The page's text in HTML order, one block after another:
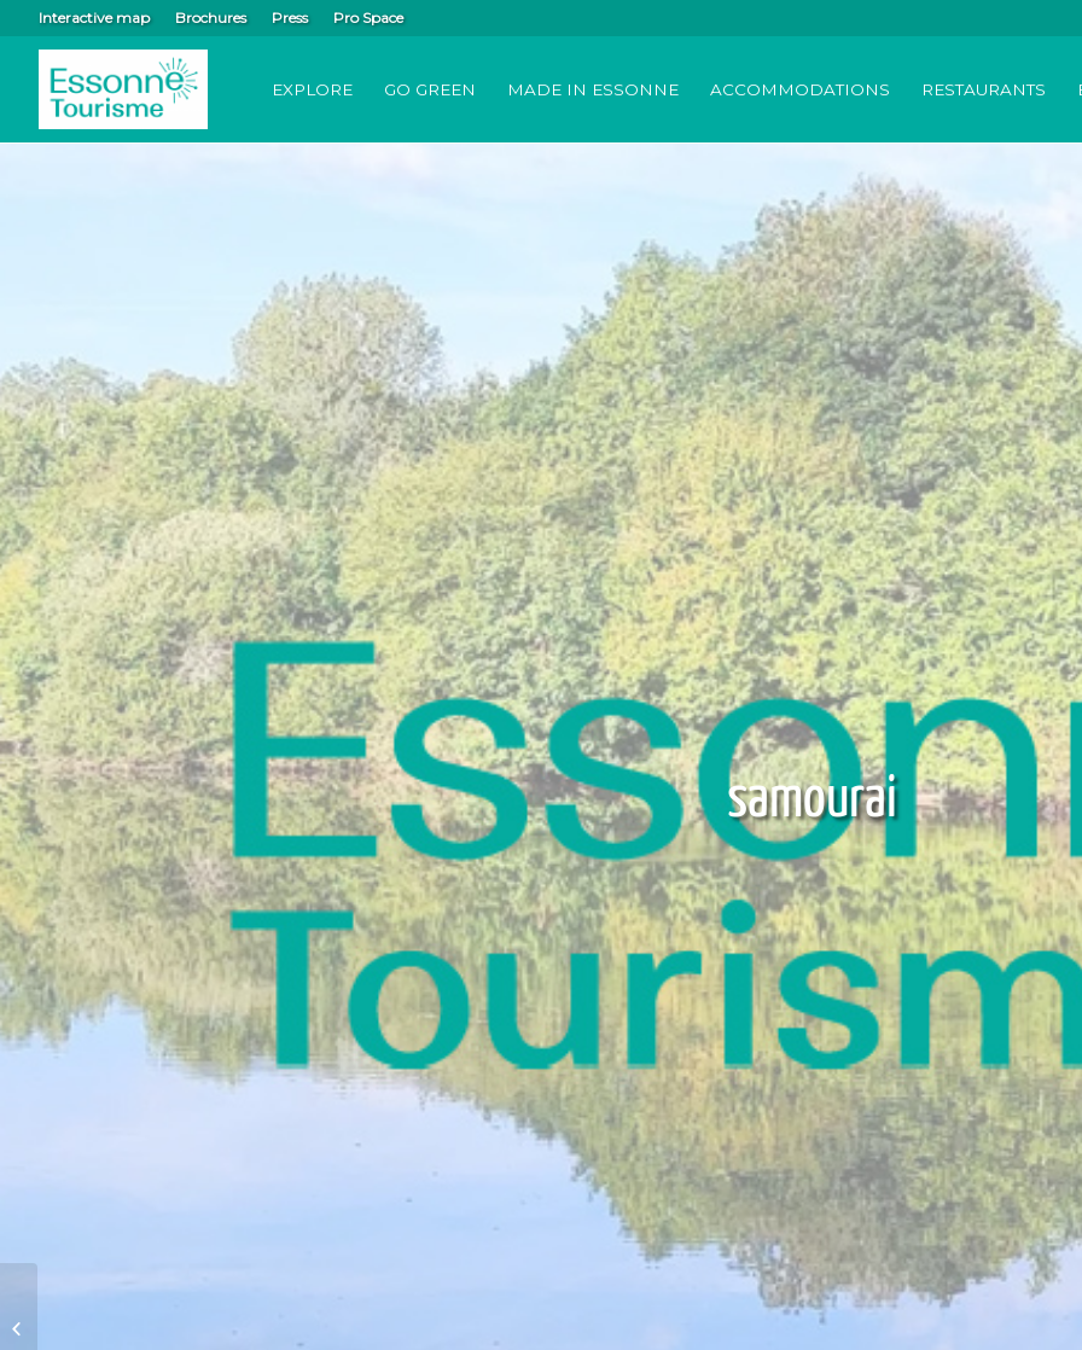
Interactive map Brochures Press Pro Space
EXPLORE GO GREEN MADE IN ESSONNE ACCOMMODATIONS RESTAURANTS
samourai